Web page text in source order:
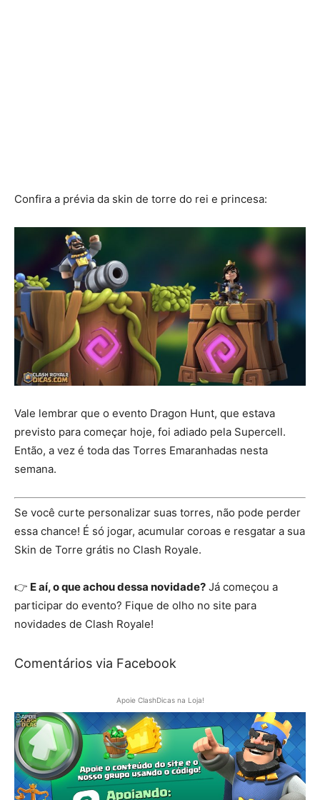
Confira a prévia da skin de torre do rei e princesa:
Vale lembrar que o evento Dragon Hunt, que estava
previsto para começar hoje, foi adiado pela Supercell.
Então, a vez é toda das Torres Emaranhadas nesta
semana.
Se você curte personalizar suas torres, não pode perder
essa chance! É só jogar, acumular coroas e resgatar a sua
Skin de Torre grátis no Clash Royale.
👉 E aí, o que achou dessa novidade? Já começou a
participar do evento? Fique de olho no site para
novidades de Clash Royale!
Comentários via Facebook
Apoie ClashDicas na Loja!